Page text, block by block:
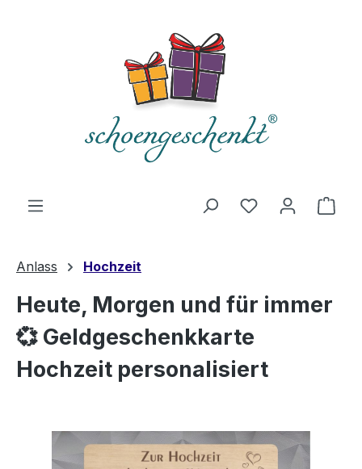
Du hast 0
Anlass Hochzeit
Heute, Morgen und für immer
💞 Geldgeschenkkarte
Hochzeit personalisiert
Bildergalerie überspringen